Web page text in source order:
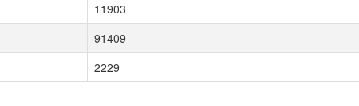
11903
91409
2229